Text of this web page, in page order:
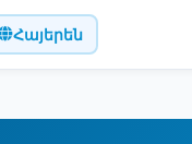
Հայերեն